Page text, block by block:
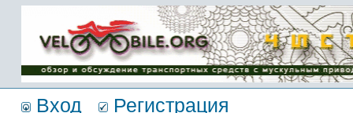
Имя пользователя:
Пароль:
{ LOG_ME_IN_SHORT
}
Вход Регистрация